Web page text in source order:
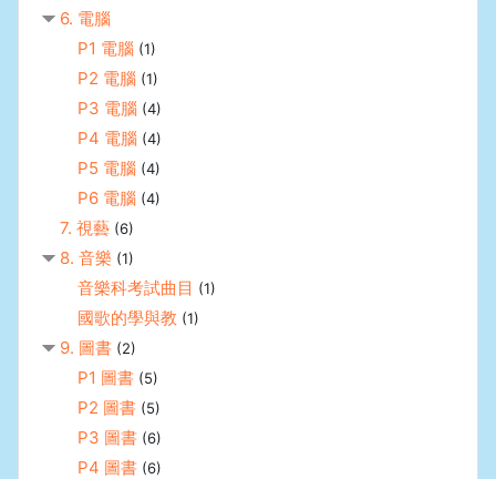
6. 電腦
P1 電腦 (1)
P2 電腦 (1)
P3 電腦 (4)
P4 電腦 (4)
P5 電腦 (4)
P6 電腦 (4)
7. 視藝 (6)
8. 音樂 (1)
音樂科考試曲目 (1)
國歌的學與教 (1)
9. 圖書 (2)
P1 圖書 (5)
P2 圖書 (5)
P3 圖書 (6)
P4 圖書 (6)